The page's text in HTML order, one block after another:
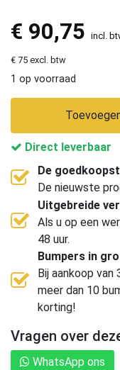
€ 90,75 incl.
€ 75 excl. btw
1 op voorraad
Direct leverbaar
De
De nieuwste
Uitgebreide
Als u op een
48 uur.
Bumpers in
Bij aankoop van
meer dan 10
korting!
Vragen over
WhatsApp ons